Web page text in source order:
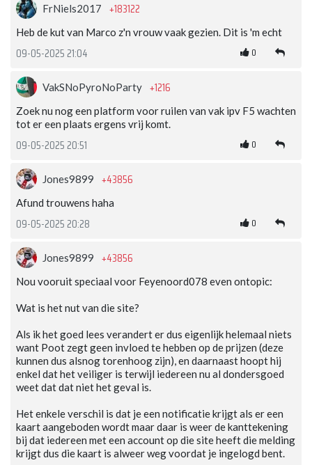
FrNiels2017 +183122
Heb de kut van Marco z'n vrouw vaak gezien. Dit is 'm echt
09-05-2025 21:04 0
VakSNoPyroNoParty +1216
Zoek nu nog een platform voor ruilen van vak ipv F5 wachten
tot er een plaats ergens vrij komt.
09-05-2025 20:51 0
Jones9899 +43856
Afund trouwens haha
09-05-2025 20:28 0
Jones9899 +43856
Nou vooruit speciaal voor Feyenoord078 even ontopic:
Wat is het nut van die site?
Als ik het goed lees verandert er dus eigenlijk helemaal niets
want Poot zegt geen invloed te hebben op de prijzen (deze
kunnen dus alsnog torenhoog zijn), en daarnaast hoopt hij
enkel dat het veiliger is terwijl iedereen nu al dondersgoed
weet dat dat niet het geval is.
Het enkele verschil is dat je een notificatie krijgt als er een
kaart aangeboden wordt maar daar is weer de kanttekening
bij dat iedereen met een account op die site heeft die melding
krijgt dus die kaart is alweer weg voordat je ingelogd bent.